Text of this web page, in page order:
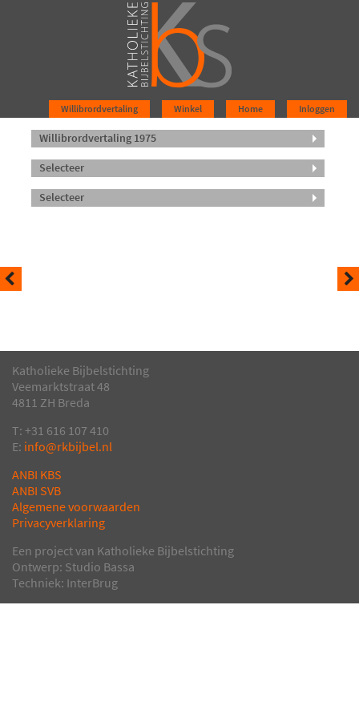
Inloggen
Home
Winkel
Willibrordvertaling
Willibrordvertaling 1975
Selecteer
Selecteer
Katholieke Bijbelstichting
Veemarktstraat 48
4811 ZH Breda
T: +31 616 107 410
E: info@rkbijbel.nl
ANBI KBS
ANBI SVB
Algemene voorwaarden
Privacyverklaring
Een project van Katholieke Bijbelstichting
Ontwerp: Studio Bassa
Techniek: InterBrug